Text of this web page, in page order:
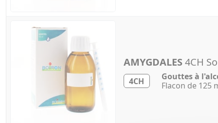
AMYGDALES 4CH
4CH
Gouttes à
Flacon de 125